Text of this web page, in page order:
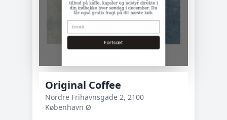
Original Coffee
Nordre Frihavnsgade 2, 2100
København Ø